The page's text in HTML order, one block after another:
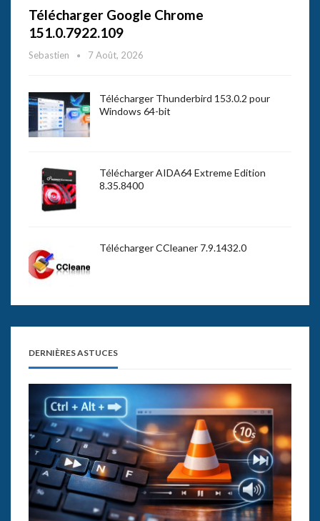
Télécharger Google Chrome
151.0.7922.109
Sebastien 7 Août, 2026
Télécharger Thunderbird 153.0.2 pour
Windows 64-bit
Télécharger AIDA64 Extreme Edition
8.35.8400
Télécharger CCleaner 7.9.1432.0
DERNIÈRES ASTUCES